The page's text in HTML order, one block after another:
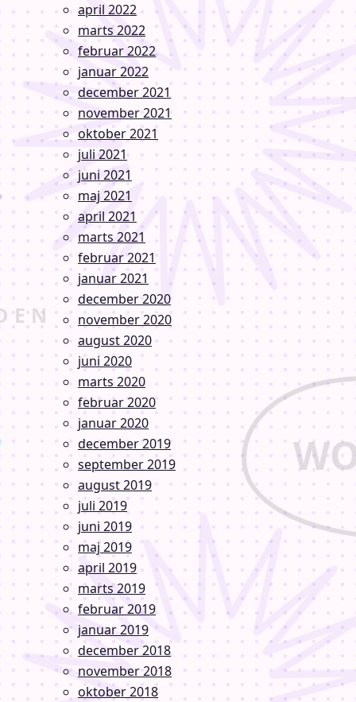
april 2022
marts 2022
februar 2022
januar 2022
december 2021
november 2021
oktober 2021
juli 2021
juni 2021
maj 2021
april 2021
marts 2021
februar 2021
januar 2021
december 2020
november 2020
august 2020
juni 2020
marts 2020
februar 2020
januar 2020
december 2019
september 2019
august 2019
juli 2019
juni 2019
maj 2019
april 2019
marts 2019
februar 2019
januar 2019
december 2018
november 2018
oktober 2018